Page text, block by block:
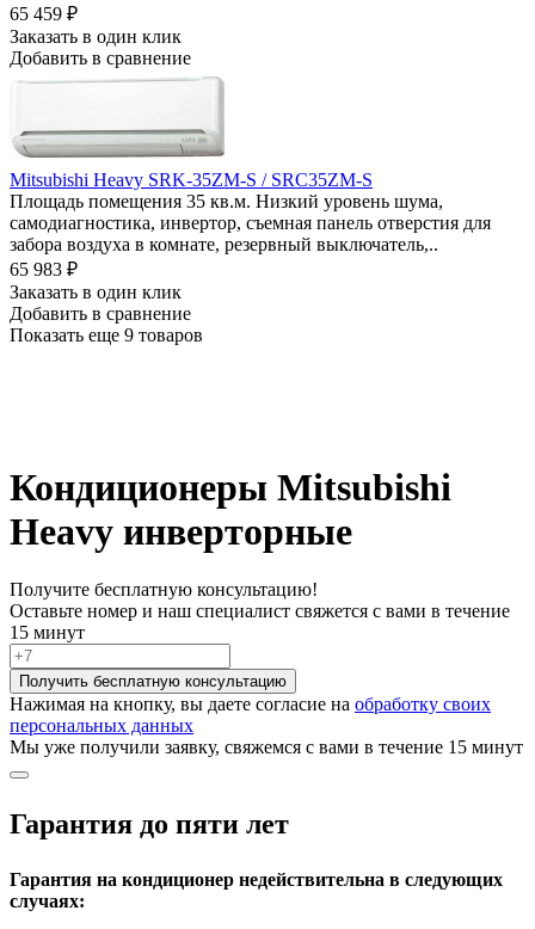
65 459 ₽
Заказать в один клик
Добавить в сравнение
Mitsubishi Heavy SRK-35ZM-S / SRC35ZM-S
Площадь помещения 35 кв.м. Низкий уровень шума,
самодиагностика, инвертор, съемная панель отверстия для
забора воздуха в комнате, резервный выключатель,..
65 983 ₽
Заказать в один клик
Добавить в сравнение
Показать еще 9 товаров
Кондиционеры Mitsubishi
Heavy инверторные
Получите бесплатную консультацию!
Оставьте номер и наш специалист свяжется с вами в течение
15 минут
Получить бесплатную консультацию
Нажимая на кнопку, вы даете согласие на обработку своих
персональных данных
Мы уже получили заявку, свяжемся с вами в течение 15 минут
Гарантия до пяти лет
Гарантия на кондиционер недействительна в следующих
случаях: